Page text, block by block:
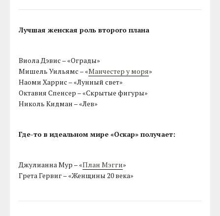
Лучшая женская роль второго плана
Виола Дэвис – «Ограды»
Мишель Уильямс – «Манчестер у моря»
Наоми Харрис – «Лунный свет»
Октавия Спенсер – «Скрытые фигуры»
Николь Кидман – «Лев»
Где-то в идеальном мире «Оскар» получает:
Джулианна Мур – «План Мэгги»
Грета Гервиг – «Женщины 20 века»